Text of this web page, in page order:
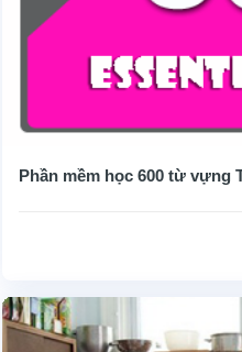
Phần mềm học 600 từ vựng